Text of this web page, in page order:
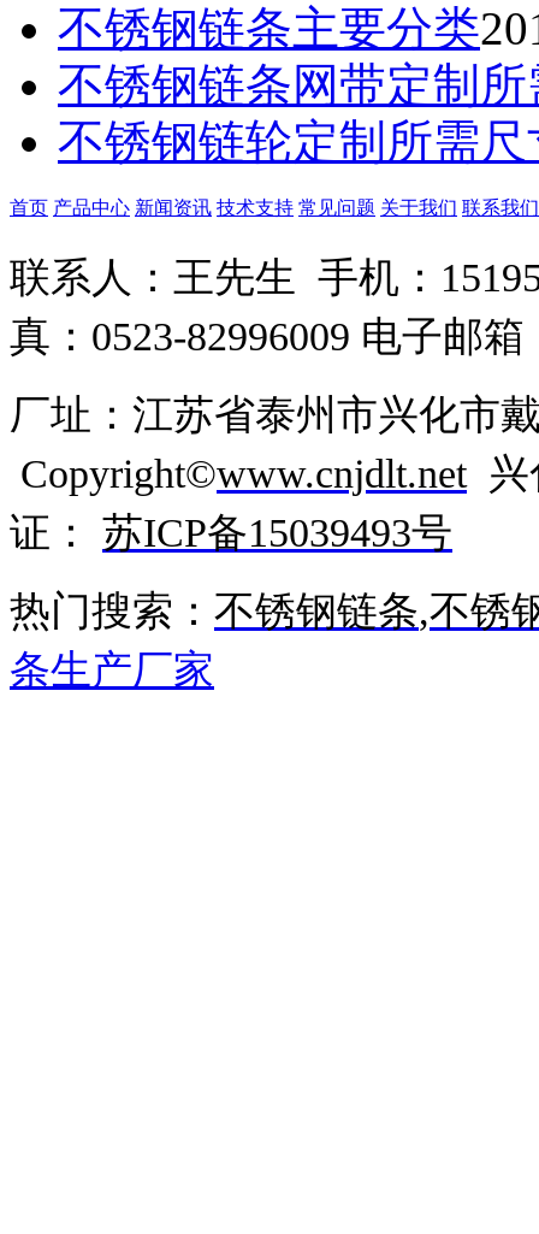
不锈钢链条主要分类
不锈钢链条网带定制
不锈钢链轮定制所需尺
首页 产品中心 新闻资讯 技术支持 常见问题 关于我们 联系我们
联系人：王先生 手机：
真：0523-82996009 电子邮
厂址：江苏省泰州市兴化市
Copyright©www.cnjdlt.net兴
证： 苏ICP备15039493号
热门搜索： 不锈钢链条,不锈
条生产厂家